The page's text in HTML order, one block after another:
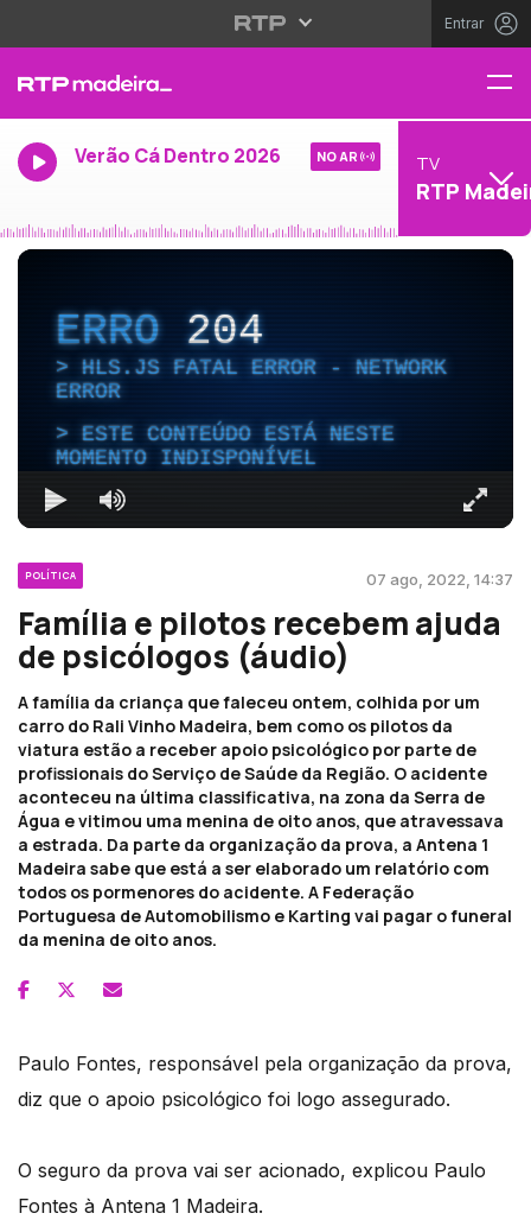
Entrar
Verão Cá Dentro 2026 NO AR TV
RTP
ERRO204
HLS.JS FATAL ERROR - NETWORK
ERROR
ESTE CONTEÚDO ESTÁ NESTE
MOMENTO INDISPONÍVEL
POLÍTICA 07 ago, 2022, 14:37
Família e pilotos recebem ajuda
de psicólogos (áudio)
A família da criança que faleceu ontem, colhida por um
carro do Rali Vinho Madeira, bem como os pilotos da
viatura estão a receber apoio psicológico por parte de
profissionais do Serviço de Saúde da Região. O acidente
aconteceu na última classificativa, na zona da Serra de
Água e vitimou uma menina de oito anos, que atravessava
a estrada. Da parte da organização da prova, a Antena 1
Madeira sabe que está a ser elaborado um relatório com
todos os pormenores do acidente. A Federação
Portuguesa de Automobilismo e Karting vai pagar o funeral
da menina de oito anos.
Paulo Fontes, responsável pela organização da prova,
diz que o apoio psicológico foi logo assegurado.
O seguro da prova vai ser acionado, explicou Paulo
Fontes à Antena 1 Madeira.